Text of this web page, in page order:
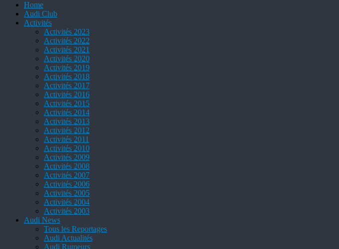
Home
Audi Club
Activités
Activités 2023
Activités 2022
Activités 2021
Activités 2020
Activités 2019
Activités 2018
Activités 2017
Activités 2016
Activités 2015
Activités 2014
Activités 2013
Activités 2012
Activités 2011
Activités 2010
Activités 2009
Activités 2008
Activités 2007
Activités 2006
Activités 2005
Activités 2004
Activités 2003
Audi News
Tous les Reportages
Audi Actualités
Audi Rumeurs